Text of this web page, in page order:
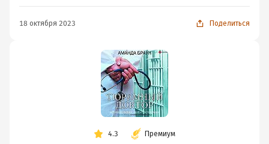
18 октября 2023 Поделиться
4.3 Премиум